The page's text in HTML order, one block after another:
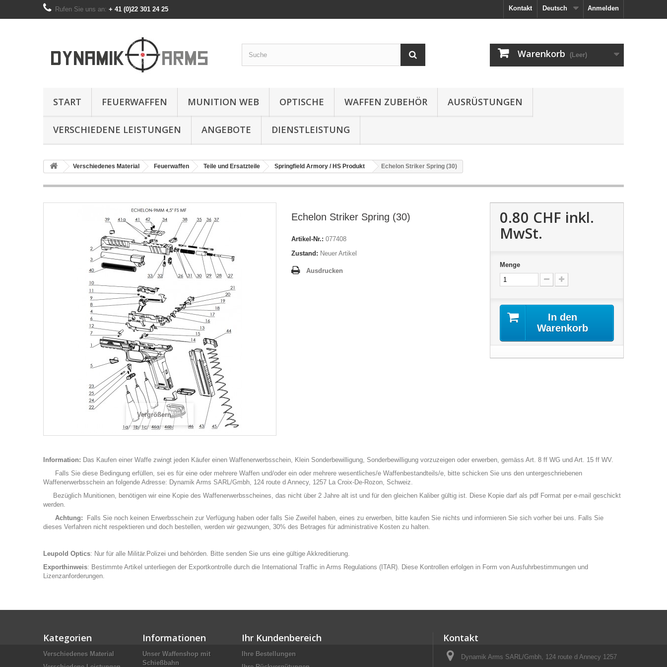
Anmelden
Deutsch
Kontakt
Rufen Sie uns an: + 41 (0)22 301 24 25
Warenkorb (Leer)
START FEUERWAFFEN MUNITION WEB OPTISCHE WAFFEN ZUBEHÖR AUSRÜSTUNGEN
VERSCHIEDENE LEISTUNGEN ANGEBOTE DIENSTLEISTUNG
Verschiedenes Material Feuerwaffen Teile und Ersatzteile Springfield Armory / HS Produkt Echelon Striker Spring (30)
Vergrößern
Echelon Striker Spring (30)
Artikel-Nr.: 077408
Zustand: Neuer Artikel
Ausdrucken
0.80 CHF inkl.
MwSt.
Menge
In den
Warenkorb
Information: Das Kaufen einer Waffe zwingt jeden Käufer einen Waffenerwerbsschein, Klein Sonderbewilligung, Sonderbewilligung vorzuzeigen oder erwerben, gemäss Art. 8 ff WG und Art. 15 ff WV.
Falls Sie diese Bedingung erfüllen, sei es für eine oder mehrere Waffen und/oder ein oder mehrere wesentliches/e Waffenbestandteils/e, bitte schicken Sie uns den untergeschriebenen
Waffenerwerbsschein an folgende Adresse: Dynamik Arms SARL/Gmbh, 124 route d Annecy, 1257 La Croix-De-Rozon, Schweiz.
Bezüglich Munitionen, benötigen wir eine Kopie des Waffenerwerbsscheines, das nicht über 2 Jahre alt ist und für den gleichen Kaliber gültig ist. Diese Kopie darf als pdf Format per e-mail geschickt
werden.
Achtung: Falls Sie noch keinen Erwerbsschein zur Verfügung haben oder falls Sie Zweifel haben, eines zu erwerben, bitte kaufen Sie nichts und informieren Sie sich vorher bei uns. Falls Sie
dieses Verfahren nicht respektieren und doch bestellen, werden wir gezwungen, 30% des Betrages für administrative Kosten zu halten.
Leupold Optics: Nur für alle Militär.Polizei und behörden. Bitte senden Sie uns eine gültige Akkreditierung.
Exporthinweis: Bestimmte Artikel unterliegen der Exportkontrolle durch die International Traffic in Arms Regulations (ITAR). Diese Kontrollen erfolgen in Form von Ausfuhrbestimmungen und
Lizenzanforderungen.
Kategorien
Verschiedenes Material
Informationen
Unser Waffenshop mit
Schießbahn
Ihr Kundenbereich
Ihre Bestellungen
Kontakt
Dynamik Arms SARL/Gmbh, 124 route d Annecy 1257